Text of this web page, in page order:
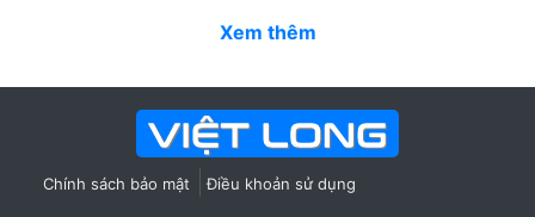
Xem thêm
Chính sách bảo mật Điều khoản sử dụng